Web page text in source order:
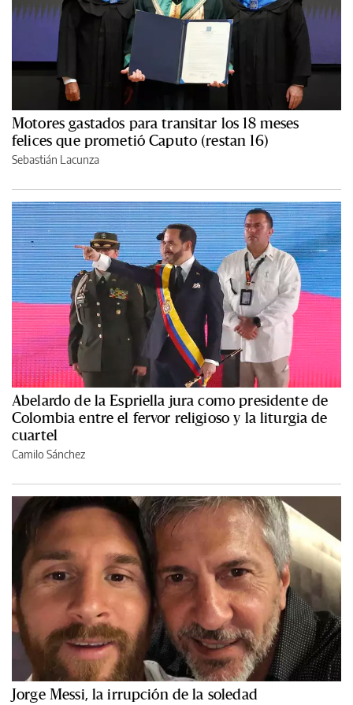
Motores gastados para transitar los 18 meses
felices que prometió Caputo (restan 16)
Sebastián Lacunza
Abelardo de la Espriella jura como presidente de
Colombia entre el fervor religioso y la liturgia de
cuartel
Camilo Sánchez
Jorge Messi, la irrupción de la soledad